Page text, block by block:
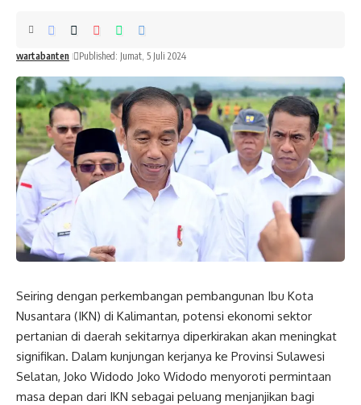
wartabanten Published: Jumat, 5 Juli 2024
Seiring dengan perkembangan pembangunan Ibu Kota
Nusantara (IKN) di Kalimantan, potensi ekonomi sektor
pertanian di daerah sekitarnya diperkirakan akan meningkat
signifikan. Dalam kunjungan kerjanya ke Provinsi Sulawesi
Selatan, Joko Widodo Joko Widodo menyoroti permintaan
masa depan dari IKN sebagai peluang menjanjikan bagi